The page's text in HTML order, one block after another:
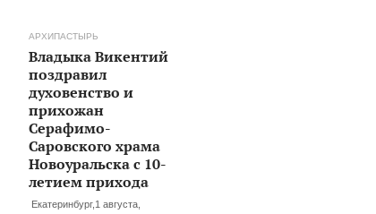
АРХИПАСТЫРЬ
Владыка Викентий
поздравил
духовенство и
прихожан
Серафимо-
Саровского храма
Новоуральска с 10-
летием прихода
Екатеринбург,1 августа,